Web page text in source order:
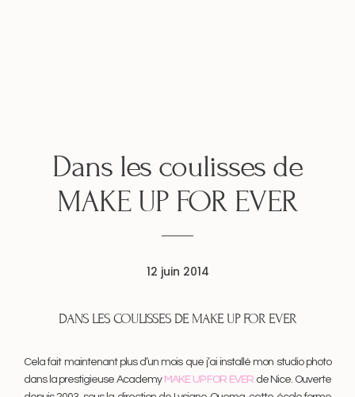
Dans les coulisses de
MAKE UP FOR EVER
12 juin 2014
DANS LES COULISSES DE MAKE UP FOR EVER
Cela fait maintenant plus d’un mois que j’ai installé mon studio photo
dans la prestigieuse Academy MAKE UP FOR EVERde Nice. Ouverte